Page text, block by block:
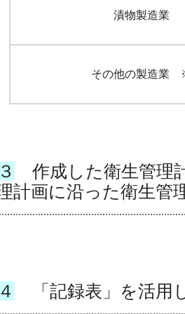
漬物製造業
その他の製造業
作成した衛生管理
計画に沿った衛生管
「記録表」を活用